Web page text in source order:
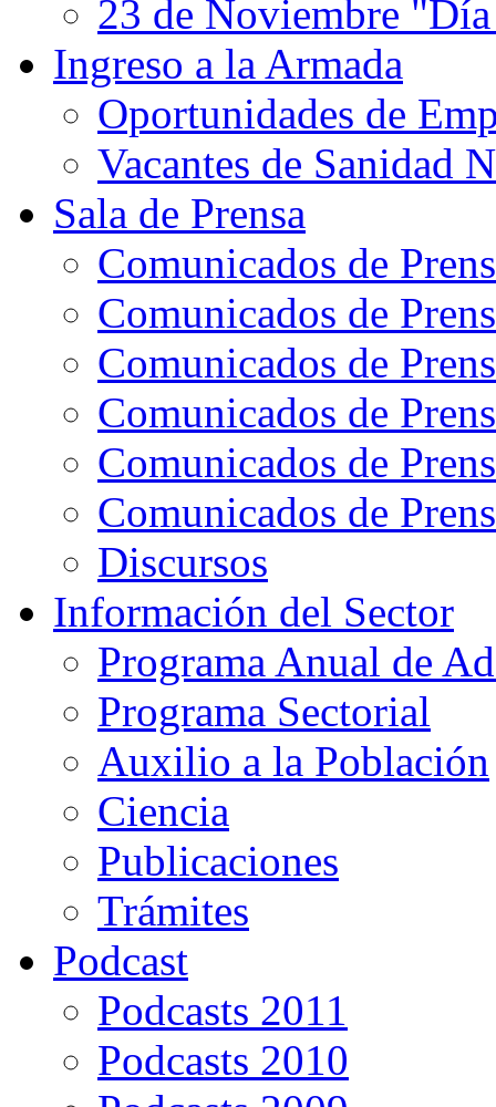
23 de Noviembre
Ingreso a la Armada
Oportunidades de
Vacantes de Sanidad
Sala de Prensa
Comunicados de
Comunicados de
Comunicados de
Comunicados de
Comunicados de
Comunicados de
Discursos
Información del Sector
Programa Anual de
Programa Sectorial
Auxilio a la Población
Ciencia
Publicaciones
Trámites
Podcast
Podcasts 2011
Podcasts 2010